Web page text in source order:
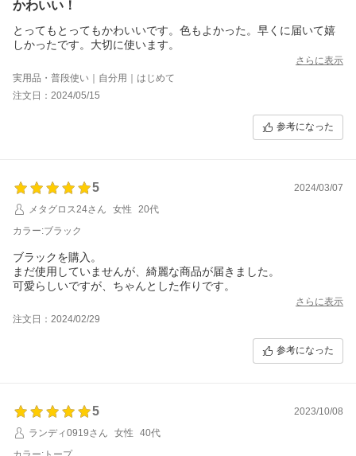
かわいい！
とってもとってもかわいいです。色もよかった。早くに届いて嬉
しかったです。大切に使います。
さらに表示
実用品・普段使い｜自分用｜はじめて
注文日：2024/05/15
参考になった
5
2024/03/07
メタグロス24さん
女性
20代
カラー:ブラック
ブラックを購入。
まだ使用していませんが、綺麗な商品が届きました。
可愛らしいですが、ちゃんとした作りです。
さらに表示
注文日：2024/02/29
参考になった
5
2023/10/08
ランディ0919さん
女性
40代